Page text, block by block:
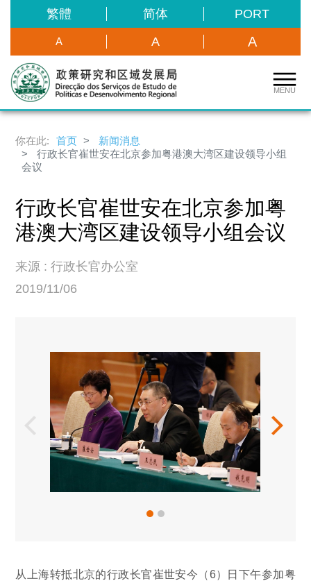
繁體 简体 PORT
A A A
MENU
你在此: 首页
新闻消息
行政长官崔世安在北京参加粤港澳大湾区建设领导小组
会议
行政长官崔世安在北京参加粤
港澳大湾区建设领导小组会议
来源 : 行政长官办公室
2019/11/06
从上海转抵北京的行政长官崔世安今（6）日下午参加粤